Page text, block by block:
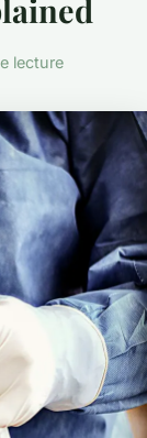
lecture